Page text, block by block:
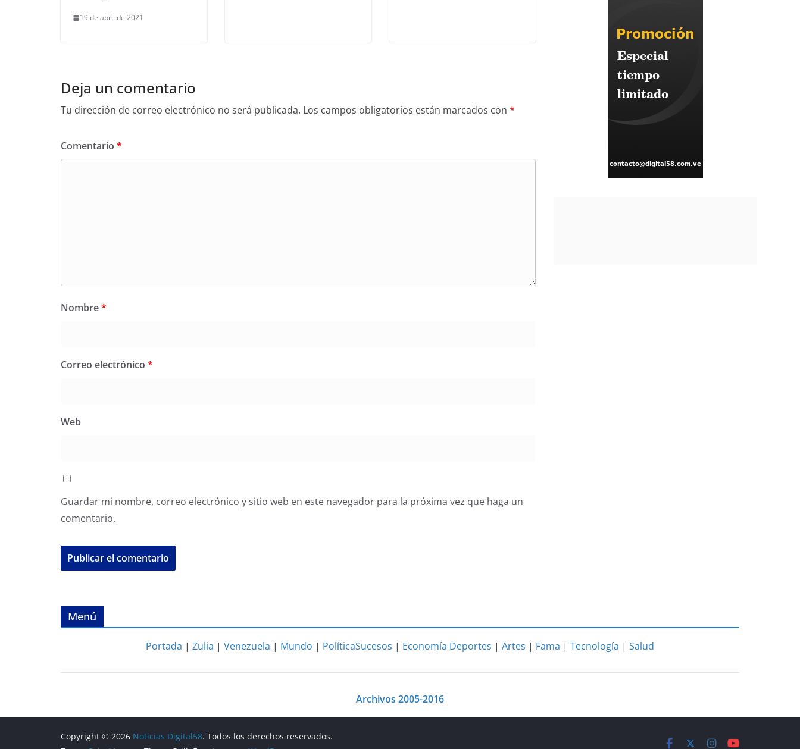
19 de abril de 2021
Deja un comentario
Tu dirección de correo electrónico no será publicada. Los campos obligatorios están marcados con *
Comentario *
Nombre*
Correo electrónico *
Web
Guardar mi nombre, correo electrónico y sitio web en este navegador para la próxima vez que haga un
comentario.
Menú
Portada | Zulia | Venezuela | Mundo | PolíticaSucesos | Economía Deportes | Artes | Fama | Tecnología | Salud
Archivos 2005-2016
Copyright © 2026 Noticias Digital58. Todos los derechos reservados.